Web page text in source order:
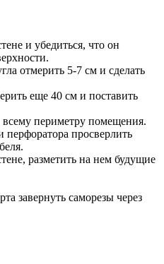
и убедиться, что он
отмерить 5-7 см и сделать
еще 40 см и поставить
периметру помещения.
просверлить
разметить на нем будущие
завернуть саморезы через